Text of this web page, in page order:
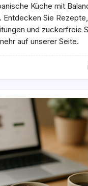
Küche mit
Entdecken Sie
und zuckerfreie
auf unserer Seite.